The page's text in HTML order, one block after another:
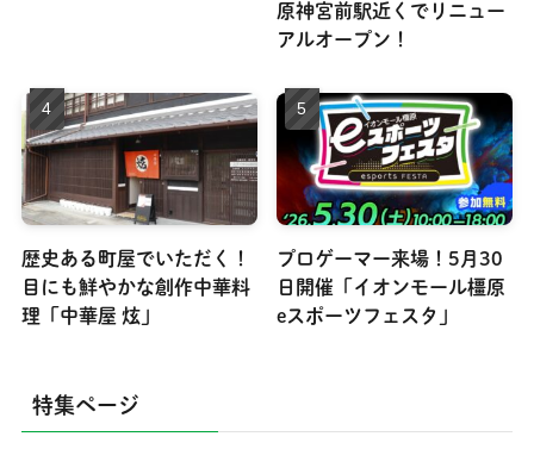
原神宮前駅近くでリニュー
アルオープン！
歴史ある町屋でいただく！
目にも鮮やかな創作中華料
理「中華屋 炫」
プロゲーマー来場！5月30
日開催「イオンモール橿原
eスポーツフェスタ」
特集ページ